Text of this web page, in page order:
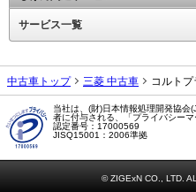
サービス一覧
中古車トップ 三菱 中古車 コルト
当社は、(財)日本情報処理開発協会
者に付与される、「プライバシーマ
認定番号：17000569
JISQ15001：2006準拠
© ZIGExN CO., LTD.